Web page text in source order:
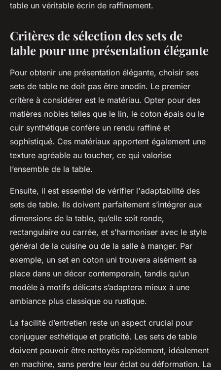
table un véritable écrin de raffinement.
Critères de sélection des sets de
table pour une présentation élégante
Pour obtenir une présentation élégante, choisir ses
sets de table ne doit pas être anodin. Le premier
critère à considérer est le matériau. Opter pour des
matières nobles telles que le lin, le coton épais ou le
cuir synthétique confère un rendu raffiné et
sophistiqué. Ces matériaux apportent également une
texture agréable au toucher, ce qui valorise
l’ensemble de la table.
Ensuite, il est essentiel de vérifier l'adaptabilité des
sets de table. Ils doivent parfaitement s’intégrer aux
dimensions de la table, qu’elle soit ronde,
rectangulaire ou carrée, et s’harmoniser avec le style
général de la cuisine ou de la salle à manger. Par
exemple, un set en coton uni trouvera aisément sa
place dans un décor contemporain, tandis qu’un
modèle à motifs délicats s’adaptera mieux à une
ambiance plus classique ou rustique.
La facilité d’entretien reste un aspect crucial pour
conjuguer esthétique et praticité. Les sets de table
doivent pouvoir être nettoyés rapidement, idéalement
en machine, sans perdre leur éclat ou déformation. La